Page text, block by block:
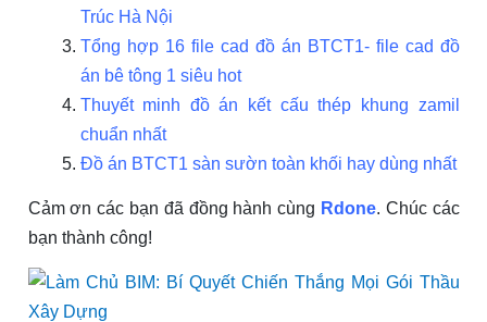
Trúc Hà Nội
Tổng hợp 16 file cad đồ án BTCT1- file cad đồ
án bê tông 1 siêu hot
Thuyết minh đồ án kết cấu thép khung zamil
chuẩn nhất
Đồ án BTCT1 sàn sườn toàn khối hay dùng nhất
Cảm ơn các bạn đã đồng hành cùng Rdone. Chúc các
bạn thành công!